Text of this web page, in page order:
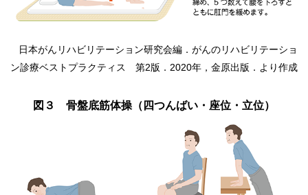
日本がんリハビリテーション研究会編．がんのリハビリテーショ
ン診療ベストプラクティス 第2版．2020年，金原出版．より作成
図３ 骨盤底筋体操（四つんばい・座位・立位）